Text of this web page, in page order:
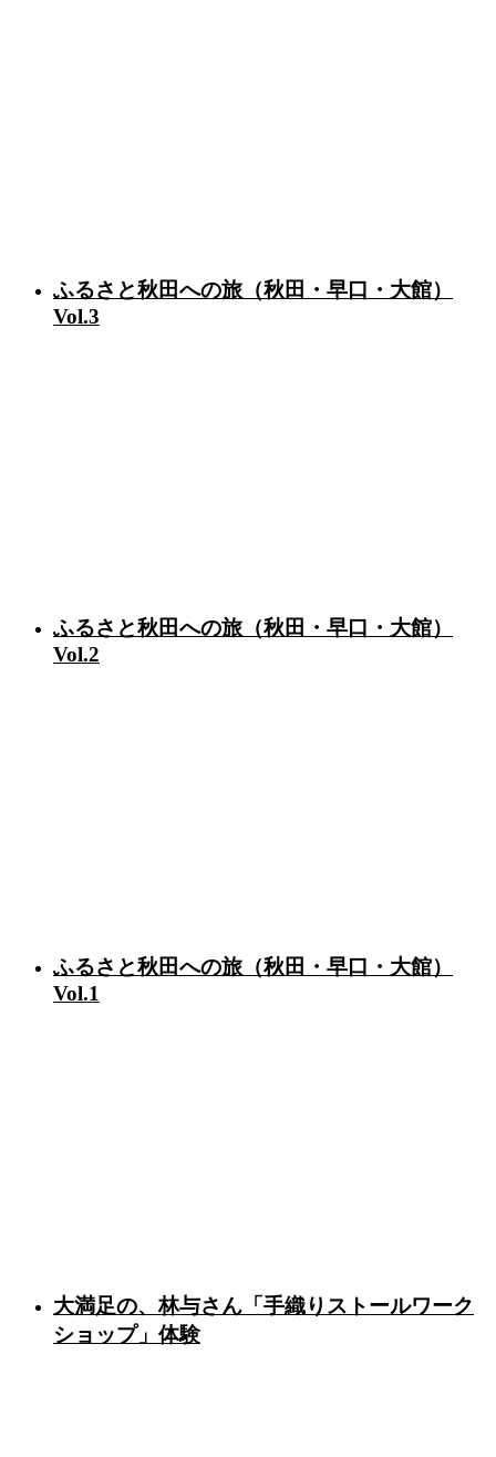
ふるさと秋田への旅（秋田・早口・大館）
Vol.3
ふるさと秋田への旅（秋田・早口・大館）
Vol.2
ふるさと秋田への旅（秋田・早口・大館）
Vol.1
大満足の、林与さん「手織りストールワーク
ショップ」体験